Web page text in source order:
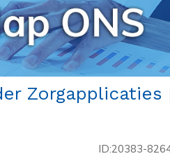
Zorgapplicaties
ID:20383-